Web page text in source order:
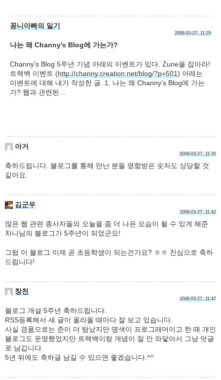
꽁니아빠의 일기
2008-03-27, 11:29
나는 왜 Channy’s Blog에 가는가?
Channy’s Blog 5주년 기념 아래의 이벤트가 있다. Zune을 잡아라!
트랙백 이벤트 (http://channy.creation.net/blog/?p=501) 아래는
이벤트에 대해 내가 작성한 글. 1. 나는 왜 Channy’s Blog에 가는
가? 웹과 관련된…
아거
2008-03-27, 11:35
축하드립니다. 블로그를 통해 만난 분들 명함받은 숫자도 상당할 것
같아요.
김군우
2008-03-27, 11:42
많은 웹 관련 종사자들의 오늘을 좀 더 나은 모습이 될 수 있게 해준
차니님의 블로그가 5주년이 되었군요!
그럼 이 블로그 이제 곧 초등학생이 되는건가요? ㅎㅎ 진심으로 축하
드립니다!
창천
2008-03-27, 11:47
블로그 개설 5주년 축하드립니다.
RSS등록해서 새 글이 올라올 때마다 잘 보고 있습니다.
사실 경품으로는 준이 더 탐났지만 명색이 프로그래머이고 한 때 개인
블로그도 운영했었지만 트랙백이랑 개념이 잘 안 와닿아서 그냥 덧글
로 남깁니다.
5년 뒤에도 축하글 남길 수 있으면 좋겠습니다.^^